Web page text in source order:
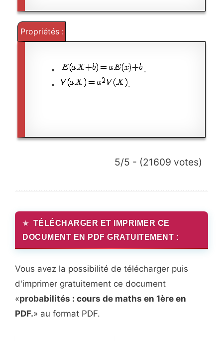
Propriétés :
.
.
5/5 - (21609 votes)
TÉLÉCHARGER ET IMPRIMER CE
DOCUMENT EN PDF GRATUITEMENT :
Vous avez la possibilité de télécharger puis
d'imprimer gratuitement ce document
«probabilités : cours de maths en 1ère en
PDF.» au format PDF.